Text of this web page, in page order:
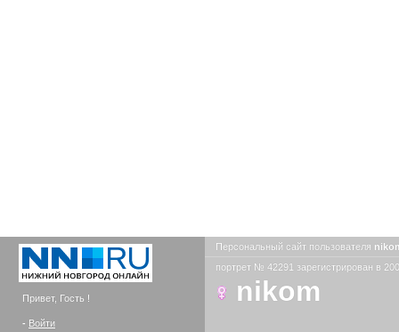
Привет, Гость !
- Войти
Персональный сайт пользователя
портрет № 42291 зарегистрирован в
nikom